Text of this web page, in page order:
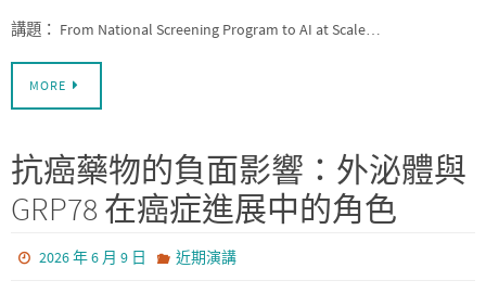
講題： From National Screening Program to AI at Scale…
MORE
抗癌藥物的負面影響：外泌體與
GRP78 在癌症進展中的角色
2026 年 6 月 9 日 近期演講